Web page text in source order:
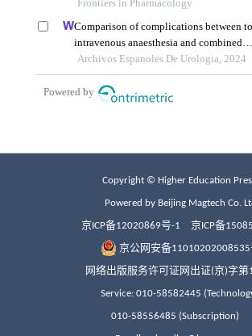
Copyright © Higher Education
Powered by Beijing Magtech Co.
京ICP备12020869号-1 京ICP备
京公网安备11010202008535
网络出版服务许可证网出证(京)字第
Service: 010-58582445
010-58556485 (Subscription)